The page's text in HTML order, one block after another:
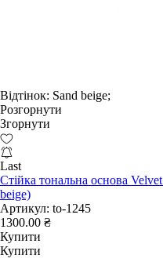
Відтінок: Sand beige;
Розгорнути
Згорнути
Last
Стійка тональна основа
beige)
Артикул: to-1245
1300.00 ₴
Купити
Купити